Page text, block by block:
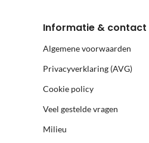
Informatie & contact
Algemene voorwaarden
Privacyverklaring (AVG)
Cookie policy
Veel gestelde vragen
Milieu